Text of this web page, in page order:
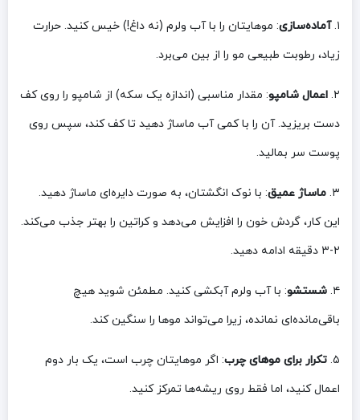
۱. آماده‌سازی: موهایتان را با آب ولرم (نه داغ!) خیس کنید. حرارت
زیاد، رطوبت طبیعی مو را از بین می‌برد.
۲. اعمال شامپو: مقدار مناسبی (اندازه یک سکه) از شامپو را روی کف
دست بریزید. آن را با کمی آب ماساژ دهید تا کف کند، سپس روی
پوست سر بمالید.
۳. ماساژ عمیق: با نوک انگشتان، به صورت دایره‌ای ماساژ دهید.
این کار، گردش خون را افزایش می‌دهد و کراتین را بهتر جذب می‌کند.
۲-۳ دقیقه ادامه دهید.
۴. شستشو: با آب ولرم آبکشی کنید. مطمئن شوید هیچ
باقی‌مانده‌ای نمانده، زیرا می‌تواند موها را سنگین کند.
۵. تکرار برای موهای چرب: اگر موهایتان چرب است، یک بار دوم
اعمال کنید، اما فقط روی ریشه‌ها تمرکز کنید.